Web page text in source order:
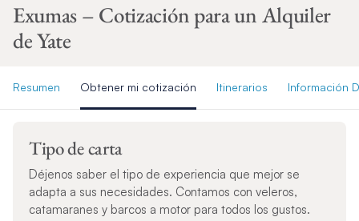
Exumas – Cotización para un Alquiler
de Yate
Resumen Obtener mi cotización Itinerarios Información
Tipo de carta
Déjenos saber el tipo de experiencia que mejor se
adapta a sus necesidades. Contamos con veleros,
catamaranes y barcos a motor para todos los gustos.